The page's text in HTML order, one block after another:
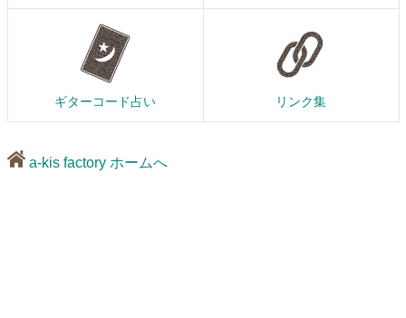
ギターコード占い リンク集
a-kis factory ホームへ